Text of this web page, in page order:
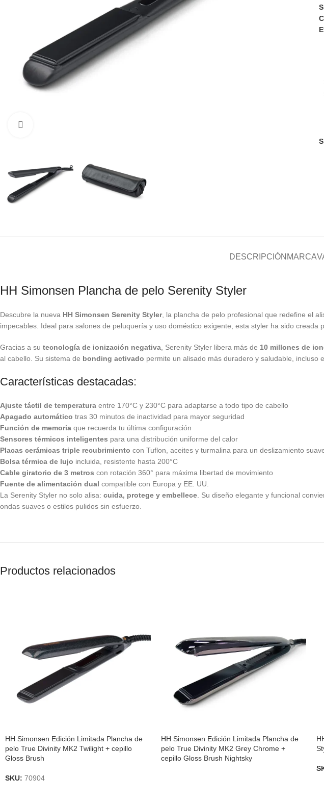
DESCRIPCIÓN MARCA
HH Simonsen Plancha de pelo Serenity Styler
Descubre la nueva HH Simonsen Serenity Styler, la plancha de pelo profesional que redefine el
impecables. Ideal para salones de peluquería y uso doméstico exigente, esta styler ha sido
Gracias a su tecnología de ionización negativa , Serenity Styler libera más de 10 millones de
al cabello. Su sistema de bonding activado permite un alisado más duradero y saludable, incluso
Características destacadas:
Ajuste táctil de temperatura entre 170°C y 230°C para adaptarse a todo tipo de cabello
Apagado automático tras 30 minutos de inactividad para mayor seguridad
Función de memoria que recuerda tu última configuración
Sensores térmicos inteligentes para una distribución uniforme del calor
Placas cerámicas triple recubrimiento con Tuflon, aceites y turmalina para un deslizamiento
Bolsa térmica de lujo incluida, resistente hasta 200°C
Cable giratorio de 3 metros con rotación 360° para máxima libertad de movimiento
Fuente de alimentación dual compatible con Europa y EE. UU.
La Serenity Styler no solo alisa: cuida, protege y embellece . Su diseño elegante y funcional
ondas suaves o estilos pulidos sin esfuerzo.
Productos relacionados
HH Simonsen Edición Limitada Plancha de
pelo True Divinity MK2 Twilight + cepillo
Gloss Brush
SKU: 70904
HH Simonsen Edición Limitada Plancha de
pelo True Divinity MK2 Grey Chrome +
cepillo Gloss Brush Nightsky